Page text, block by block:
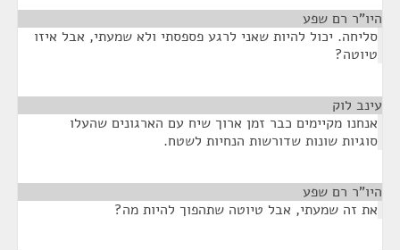
היו"ר רם שפע
סליחה. יכול להיות שאני לרגע פספסתי ולא שמעתי, אבל איזו
טיוטה?
עינב לוק
אנחנו מקיימים כבר זמן ארוך שיח עם הארגונים שהעלו
סוגיות שונות שדורשות הנחיות לשטח.
היו"ר רם שפע
את זה שמעתי, אבל טיוטה שתהפוך להיות מה?